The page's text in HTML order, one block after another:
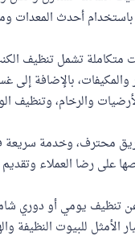
باستخدام أحدث المعدات
متكاملة تشمل تنظيف
والمكيفات، بالإضافة إلى
والرخام، وتنظيف
محترف، وخدمة
على رضا العملاء
تنظيف يومي أو دوري
الأمثل للبيوت النظيفة